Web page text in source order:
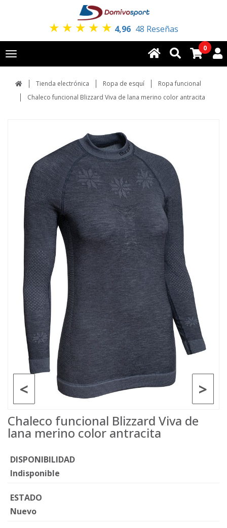
★ ★ ★ ★ ★ 4,96 48 Reseñas
Toggle
navigation
0
Tienda electrónica Ropa de esquí
Ropa funcional
Chaleco funcional Blizzard Viva de lana merino color antracita
>
<
Chaleco funcional Blizzard Viva de
lana merino color antracita
DISPONIBILIDAD
Indisponible
ESTADO
Nuevo